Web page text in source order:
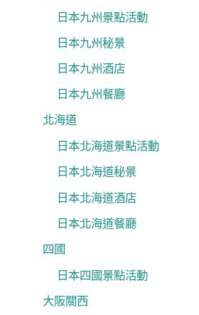
日本九州景點活動
日本九州秘景
日本九州酒店
日本九州餐廳
北海道
日本北海道景點活動
日本北海道秘景
日本北海道酒店
日本北海道餐廳
四國
日本四國景點活動
大阪關西